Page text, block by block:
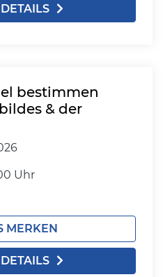
bestimmen
& der
Uhr
MERKEN